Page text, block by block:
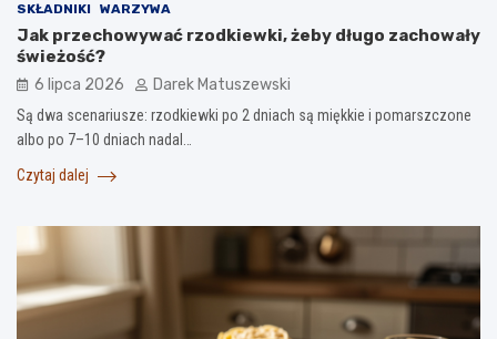
SKŁADNIKI WARZYWA
Jak przechowywać rzodkiewki, żeby długo zachowały
świeżość?
6 lipca 2026 Darek Matuszewski
Są dwa scenariusze: rzodkiewki po 2 dniach są miękkie i pomarszczone
albo po 7–10 dniach nadal…
Czytaj dalej